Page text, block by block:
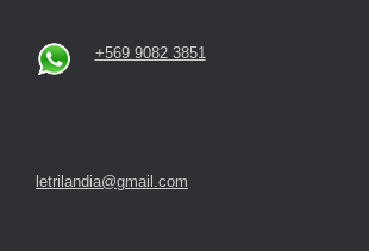
+569 9082 3851
letrilandia@gmail.com